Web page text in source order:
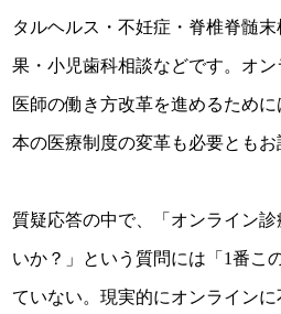
タルヘルス・不妊症・脊椎脊髄
果・小児歯科相談などです。オ
医師の働き方改革を進めるため
本の医療制度の変革も必要ともお
質疑応答の中で、「オンライン
いか？」という質問には「1番こ
ていない。現実的にオンライン